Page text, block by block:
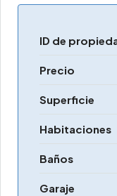
ID de
Precio
Superficie
Habitaciones
Baños
Garaje